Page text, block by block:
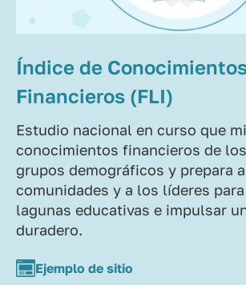
Índice de
Financieros (FLI)
Estudio nacional en curso que
conocimientos financieros de
grupos demográficos y prepara
comunidades y a los líderes
lagunas educativas e impulsar
duradero.
Ejemplo de sitio